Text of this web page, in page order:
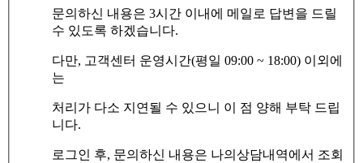
문의하신 내용은 3시간 이내에 메일로 답변을 드릴
수 있도록 하겠습니다.
다만, 고객센터 운영시간(평일 09:00 ~ 18:00) 이외에
는
처리가 다소 지연될 수 있으니 이 점 양해 부탁 드립
니다.
로그인 후, 문의하신 내용은 나의상담내역에서 조회